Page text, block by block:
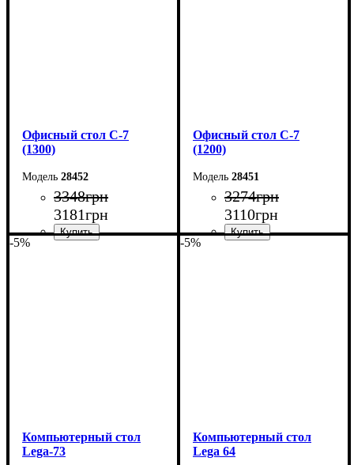
Офисный стол С-7
(1300)
28452
3348грн
3181грн
Офисный стол С-7
(1200)
28451
3274грн
3110грн
-5%
Компьютерный стол
Lega-73
-5%
Компьютерный стол
Lega 64